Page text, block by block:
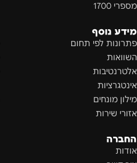
מספרי 1700
מידע נוסף
פתרונות לפי תחום
השוואות
אלטרנטיבות
אינטגרציות
מילון מונחים
אזורי שירות
החברה
אודות